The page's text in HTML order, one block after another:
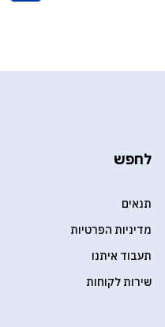
לחפש
תנאים
מדיניות הפרטיות
תעבוד איתנו
שירות לקוחות